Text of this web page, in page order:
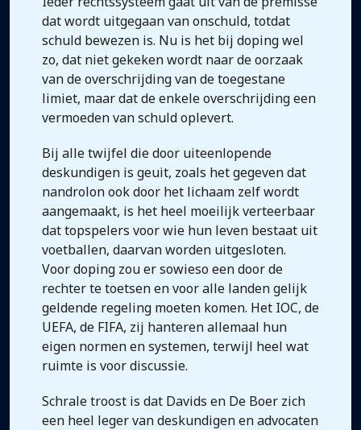
dat wordt uitgegaan van onschuld, totdat
schuld bewezen is. Nu is het bij doping wel
zo, dat niet gekeken wordt naar de oorzaak
van de overschrijding van de toegestane
limiet, maar dat de enkele overschrijding een
vermoeden van schuld oplevert.
Bij alle twijfel die door uiteenlopende
deskundigen is geuit, zoals het gegeven dat
nandrolon ook door het lichaam zelf wordt
aangemaakt, is het heel moeilijk verteerbaar
dat topspelers voor wie hun leven bestaat uit
voetballen, daarvan worden uitgesloten.
Voor doping zou er sowieso een door de
rechter te toetsen en voor alle landen gelijk
geldende regeling moeten komen. Het IOC, de
UEFA, de FIFA, zij hanteren allemaal hun
eigen normen en systemen, terwijl heel wat
ruimte is voor discussie.
Schrale troost is dat Davids en De Boer zich
een heel leger van deskundigen en advocaten